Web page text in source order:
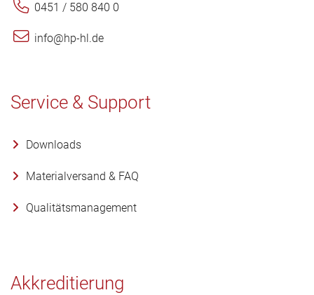
0451 / 580 840 0
info@hp-hl.de
Service & Support
Downloads
Materialversand & FAQ
Qualitätsmanagement
Akkreditierung